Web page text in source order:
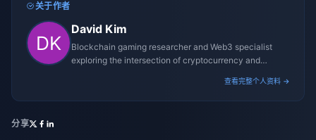
关于作者
David Kim
Blockchain gaming researcher and Web3 specialist
exploring the intersection of cryptocurrency and
查看完整个人资料 →
分享